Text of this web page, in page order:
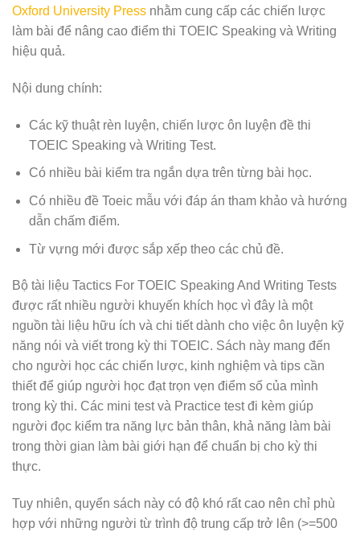
Oxford University Press nhằm cung cấp các chiến lược
làm bài để nâng cao điểm thi TOEIC Speaking và Writing
hiệu quả.
Nội dung chính:
Các kỹ thuật rèn luyện, chiến lược ôn luyện đề thi
TOEIC Speaking và Writing Test.
Có nhiều bài kiểm tra ngắn dựa trên từng bài học.
Có nhiều đề Toeic mẫu với đáp án tham khảo và hướng
dẫn chấm điểm.
Từ vựng mới được sắp xếp theo các chủ đề.
Bộ tài liệu Tactics For TOEIC Speaking And Writing Tests
được rất nhiều người khuyến khích học vì đây là một
nguồn tài liệu hữu ích và chi tiết dành cho việc ôn luyện kỹ
năng nói và viết trong kỳ thi TOEIC. Sách này mang đến
cho người học các chiến lược, kinh nghiệm và tips cần
thiết để giúp người học đạt trọn vẹn điểm số của mình
trong kỳ thi. Các mini test và Practice test đi kèm giúp
người đọc kiểm tra năng lực bản thân, khả năng làm bài
trong thời gian làm bài giới hạn để chuẩn bị cho kỳ thi
thực.
Tuy nhiên, quyển sách này có độ khó rất cao nên chỉ phù
hợp với những người từ trình độ trung cấp trở lên (>=500